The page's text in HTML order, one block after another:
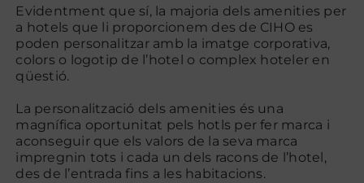
Productes
Estances
Projectes
Blog
Evidentment que sí, la majoria dels amenities per
a hotels que li proporcionem des de CIHO es
poden personalitzar amb la imatge corporativa,
colors o logotip de l’hotel o complex hoteler en
qüestió.
La personalització dels amenities és una
magnífica oportunitat pels hotls per fer marca i
aconseguir que els valors de la seva marca
impregnin tots i cada un dels racons de l’hotel,
des de l’entrada fins a les habitacions.